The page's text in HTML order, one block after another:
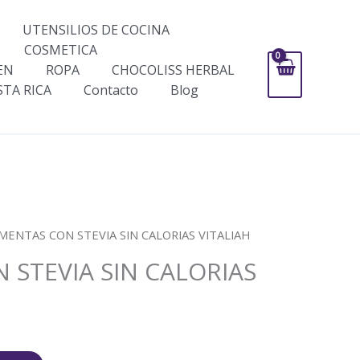
UTENSILIOS DE COCINA
COSMETICA
ROPA
CHOCOLISS HERBAL
RICA Contacto
Blog
CON STEVIA SIN CALORIAS VITALIAH
STEVIA SIN CALORIAS